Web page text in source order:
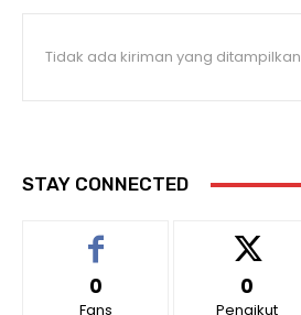
Tidak ada kiriman yang ditampilkan
STAY CONNECTED
0
Fans
0
Pengikut